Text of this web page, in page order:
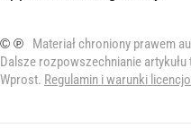
© ℗
Materiał chroniony prawem
Dalsze rozpowszechnianie
Wprost. Regulamin i warunki